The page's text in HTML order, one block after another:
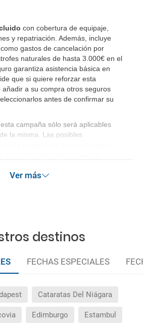
con cobertura de equipaje,
y repatriación. Además, incluye
gastos de cancelación por
naturales de hasta 3.000€ en el
garantiza asistencia básica en
que si quiere reforzar esta
añadir a su compra otros seguros
antes de confirmar su
campaña sólo será aplicables
la misma. Las posibles
Ver más
destinos
FECHAS ESPECIALES
Cataratas Del Niágara
Edimburgo Estambul